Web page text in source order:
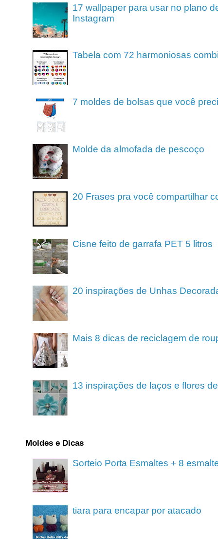
17 wallpaper para usar no plano
Instagram
Tabela com 72 harmoniosas
7 moldes de bolsas que você
Molde da almofada de pescoço
20 Frases pra você compartilhar
Cisne feito de garrafa PET 5 litros
20 inspirações de Unhas
Mais 8 dicas de reciclagem de
13 inspirações de laços e flores
Moldes e Dicas
Sorteio Porta Esmaltes + 8
tiara para encapar por atacado